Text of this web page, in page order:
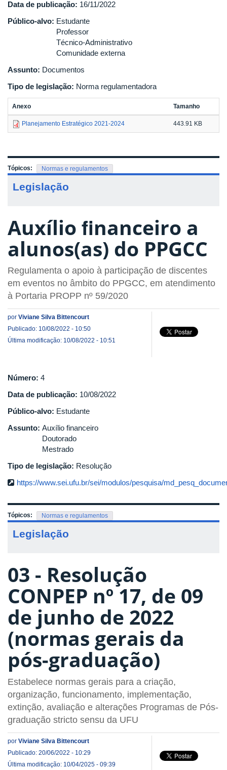
Data de publicação: 16/11/2022
Público-alvo: Estudante
Professor
Técnico-Administrativo
Comunidade externa
Assunto: Documentos
Tipo de legislação: Norma regulamentadora
Anexo Tamanho
Planejamento Estratégico 2021-2024 443.91 KB
Tópicos: Normas e regulamentos
Legislação
Auxílio ﬁnanceiro a
alunos(as) do PPGCC
Regulamenta o apoio à participação de discentes
em eventos no âmbito do PPGCC, em atendimento
à Portaria PROPP nº 59/2020
por Viviane Silva Bittencourt
Publicado: 10/08/2022 - 10:50
Última modificação: 10/08/2022 - 10:51
Número: 4
Data de publicação: 10/08/2022
Público-alvo: Estudante
Assunto: Auxílio financeiro
Doutorado
Mestrado
Tipo de legislação: Resolução
https://www.sei.ufu.br/sei/modulos/pesquisa/
Tópicos: Normas e regulamentos
Legislação
03 - Resolução
CONPEP nº 17, de 09
de junho de 2022
(normas gerais da
pós-graduação)
Estabelece normas gerais para a criação,
organização, funcionamento, implementação,
extinção, avaliação e alterações Programas de Pós-
graduação stricto sensu da UFU
por Viviane Silva Bittencourt
Publicado: 20/06/2022 - 10:29
Última modificação: 10/04/2025 - 09:39